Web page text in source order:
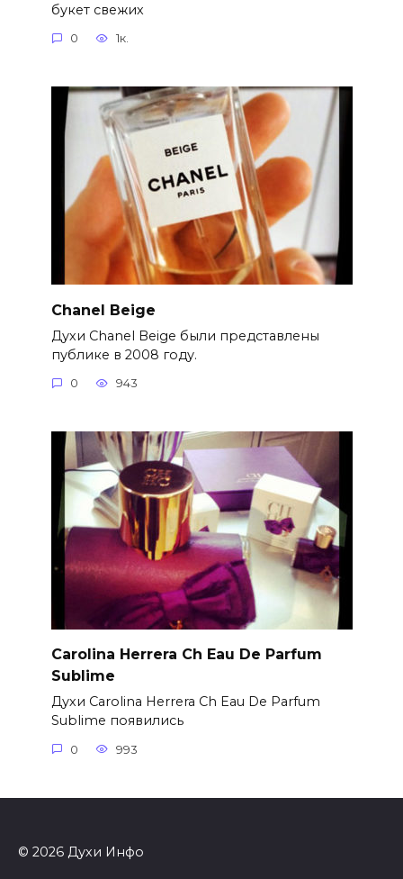
букет свежих
0 1к.
Chanel Beige
Духи Chanel Beige были представлены
публике в 2008 году.
0 943
Carolina Herrera Ch Eau De Parfum
Sublime
Духи Carolina Herrera Ch Eau De Parfum
Sublime появились
0 993
© 2026 Духи Инфо